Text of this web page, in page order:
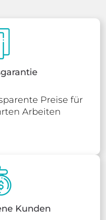
Preise für
Arbeiten
Kunden